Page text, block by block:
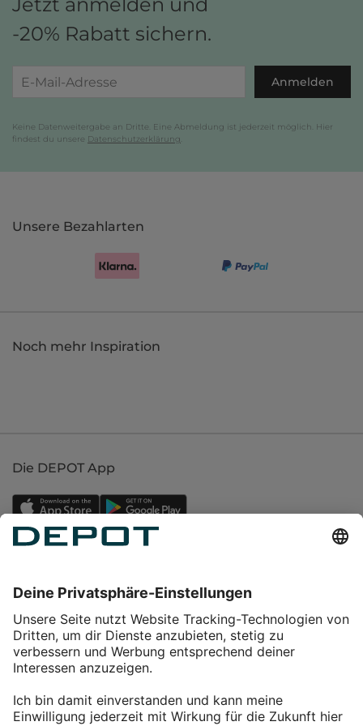
-20% Rabatt sichern.
Anmelden
Keine Datenweitergabe an Dritte. Eine Abmeldung ist jederzeit möglich. Hier
findest du unsere Datenschutzerklärung
Unsere Bezahlarten
Noch mehr Inspiration
Die DEPOT App
Service
Über DEPOT
Kontakt